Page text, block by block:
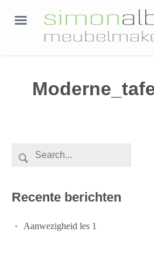
Recente berichten
Aanwezigheid les 1